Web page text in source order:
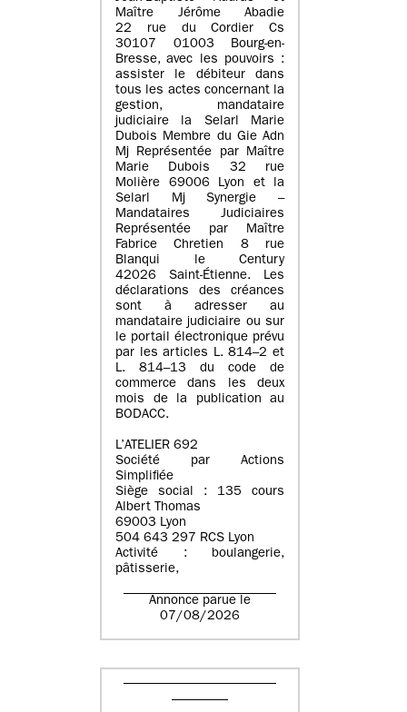
Maître Jérôme Abadie
22 rue du Cordier Cs
30107 01003 Bourg-en-
Bresse, avec les pouvoirs :
assister le débiteur dans
tous les actes concernant la
gestion, mandataire
judiciaire la Selarl Marie
Dubois Membre du Gie Adn
Mj Représentée par Maître
Marie Dubois 32 rue
Molière 69006 Lyon et la
Selarl Mj Synergie –
Mandataires Judiciaires
Représentée par Maître
Fabrice Chretien 8 rue
Blanqui le Century
42026 Saint-Étienne. Les
déclarations des créances
sont à adresser au
mandataire judiciaire ou sur
le portail électronique prévu
par les articles L. 814–2 et
L. 814–13 du code de
commerce dans les deux
mois de la publication au
BODACC.
L’ATELIER 692
Société par Actions
Simplifiée
Siège social : 135 cours
Albert Thomas
69003 Lyon
504 643 297 RCS Lyon
Activité : boulangerie,
pâtisserie,
Annonce parue le
07/08/2026